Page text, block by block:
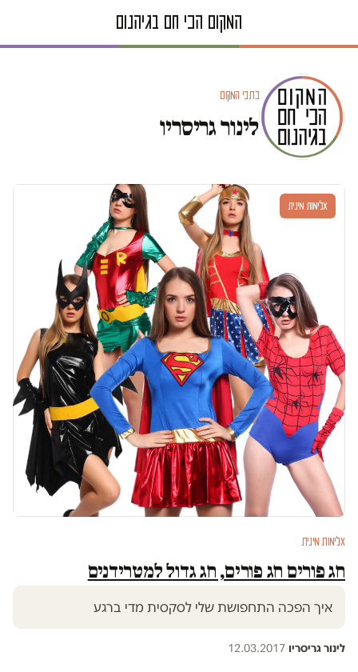
כתבי המקום
לינור גריסריו
אלימות מינית
אלימות מינית
חג פורים חג פורים, חג גדול למטרידנים
איך הפכה התחפושת שלי לסקסית מדי ברגע
לינור גריסריו·
12.03.2017